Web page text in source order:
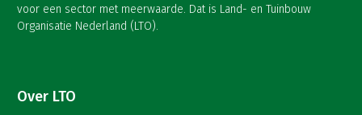
voor een sector met meerwaarde. Dat is Land- en Tuinbouw
Organisatie Nederland (LTO).
Over LTO